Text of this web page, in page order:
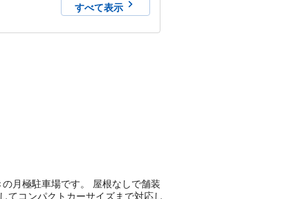
すべて表示
月極駐車場です。 屋根なしで舗装
てコンパクトカーサイズまで対応し